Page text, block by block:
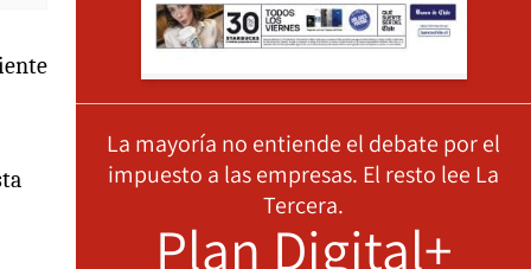
La mayoría no entiende el debate por el
impuesto a las empresas. El resto lee La
Tercera.
Plan Digital+